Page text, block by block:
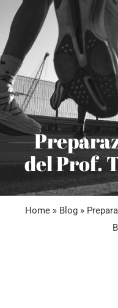
BLOG
CONTATTACI
del Prof.
Home» Blog»